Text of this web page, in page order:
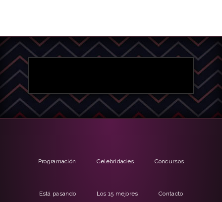
Programación Celebridades Concursos
Está pasando Los 15 mejores Contacto